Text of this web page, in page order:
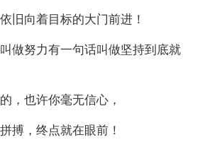
旧向着目标的大门前进！
做努力有一句话叫做坚持到底就
，也许你毫无信心，
搏，终点就在眼前！